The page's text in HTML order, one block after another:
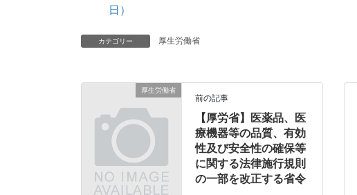
日）
カテゴリー 厚生労働省
厚生労働省
前の記事
【厚労省】医薬品、医
療機器等の品質、有効
性及び安全性の確保等
に関する法律施行規則
の一部を改正する省令